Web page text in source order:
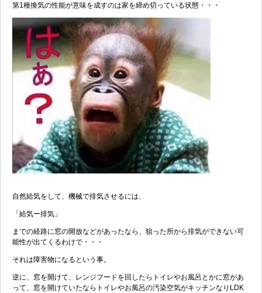
第1種換気の性能が意味を成すのは家を締め切っている状態・・・
自然給気をして、機械で排気させるには、
「給気ー排気」
までの経路に窓の開放などがあったなら、狙った所から排気ができない可
能性が出てくるわけで・・・
それは障害物になるという事。
逆に、窓を開けて、レンジフードを回したらトイレやお風呂とかに窓があ
って、窓を開けていたならトイレやお風呂の汚染空気がキッチンなりLDK